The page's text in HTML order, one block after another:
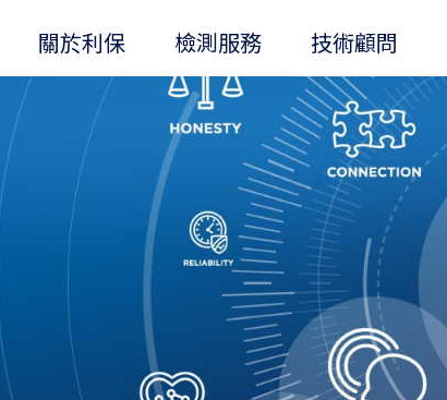
關於利保 檢測服務 技術顧問